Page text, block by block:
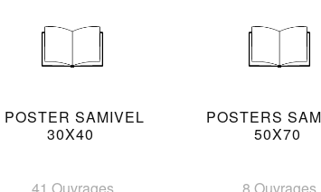
POSTER SAMIVEL
30X40
41 Ouvrages
POSTERS
50X70
8 Ouvrages